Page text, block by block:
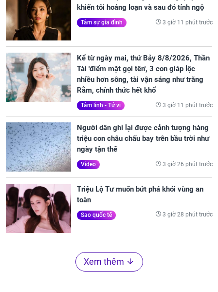
khiến tôi hoảng loạn và sau đó tỉnh ngộ
Tâm sự gia đình 3 giờ 11 phút trước
Kể từ ngày mai, thứ Bảy 8/8/2026, Thần
Tài 'điểm mặt gọi tên', 3 con giáp lộc
nhiều hơn sông, tài vận sáng như trăng
Rằm, chính thức hết khổ
Tâm linh - Tử vi 3 giờ 11 phút trước
Người dân ghi lại được cảnh tượng hàng
triệu con châu chấu bay trên bầu trời như
ngày tận thế
Video 3 giờ 26 phút trước
Triệu Lộ Tư muốn bứt phá khỏi vùng an
toàn
Sao quốc tế 3 giờ 28 phút trước
Xem thêm